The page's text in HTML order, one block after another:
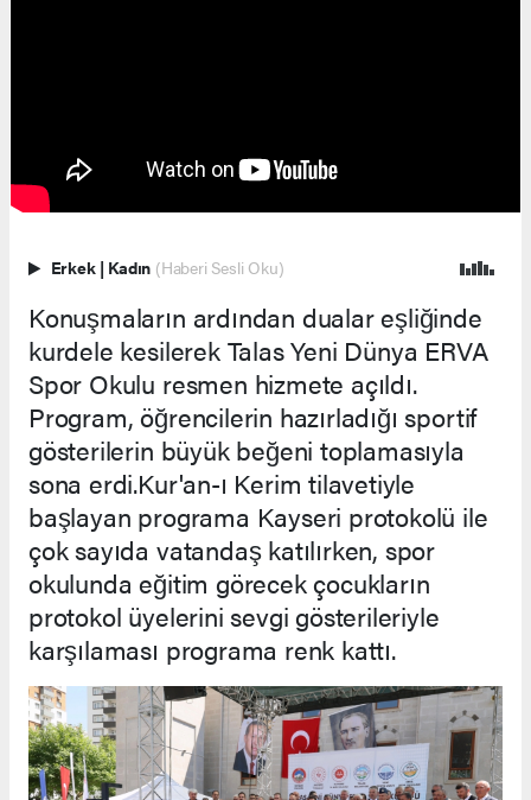
Erkek | Kadın (Haberi Sesli Oku)
Konuşmaların ardından dualar eşliğinde
kurdele kesilerek Talas Yeni Dünya ERVA
Spor Okulu resmen hizmete açıldı.
Program, öğrencilerin hazırladığı sportif
gösterilerin büyük beğeni toplamasıyla
sona erdi.Kur'an-ı Kerim tilavetiyle
başlayan programa Kayseri protokolü ile
çok sayıda vatandaş katılırken, spor
okulunda eğitim görecek çocukların
protokol üyelerini sevgi gösterileriyle
karşılaması programa renk kattı.